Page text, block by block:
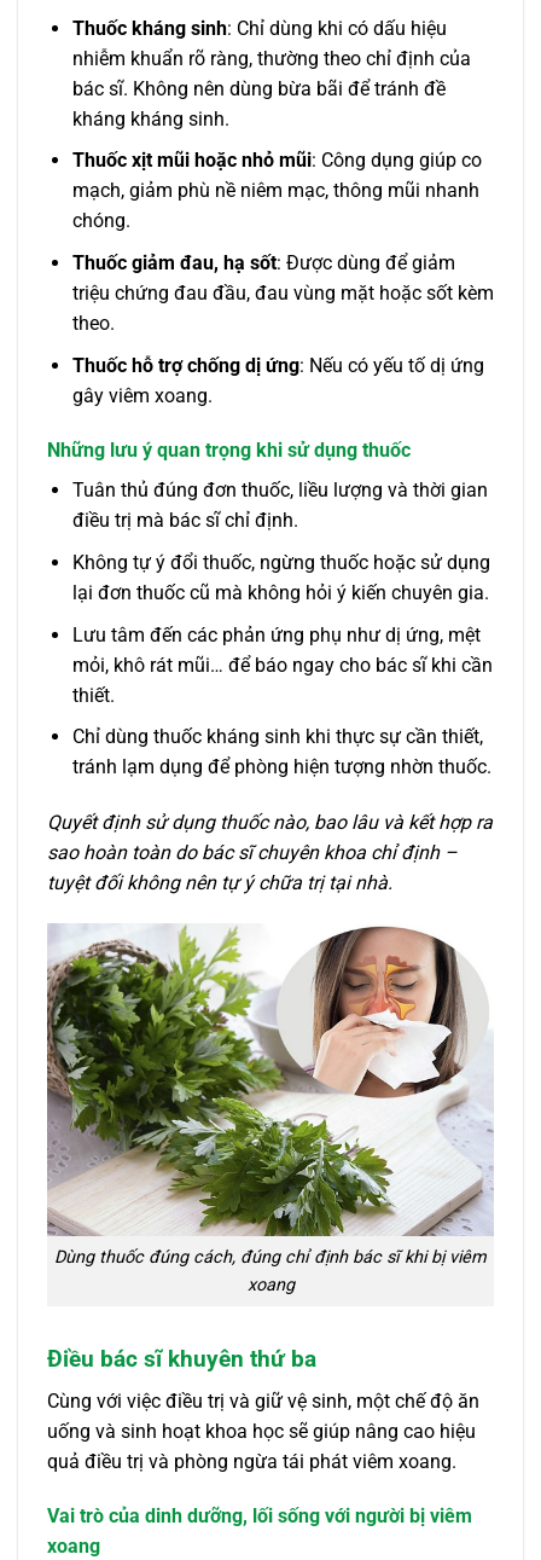
Thuốc kháng sinh: Chỉ dùng khi có dấu hiệu
nhiễm khuẩn rõ ràng, thường theo chỉ định của
bác sĩ. Không nên dùng bừa bãi để tránh đề
kháng kháng sinh.
Thuốc xịt mũi hoặc nhỏ mũi: Công dụng giúp co
mạch, giảm phù nề niêm mạc, thông mũi nhanh
chóng.
Thuốc giảm đau, hạ sốt: Được dùng để giảm
triệu chứng đau đầu, đau vùng mặt hoặc sốt kèm
theo.
Thuốc hỗ trợ chống dị ứng: Nếu có yếu tố dị ứng
gây viêm xoang.
Những lưu ý quan trọng khi sử dụng thuốc
Tuân thủ đúng đơn thuốc, liều lượng và thời gian
điều trị mà bác sĩ chỉ định.
Không tự ý đổi thuốc, ngừng thuốc hoặc sử dụng
lại đơn thuốc cũ mà không hỏi ý kiến chuyên gia.
Lưu tâm đến các phản ứng phụ như dị ứng, mệt
mỏi, khô rát mũi… để báo ngay cho bác sĩ khi cần
thiết.
Chỉ dùng thuốc kháng sinh khi thực sự cần thiết,
tránh lạm dụng để phòng hiện tượng nhờn thuốc.
Quyết định sử dụng thuốc nào, bao lâu và kết hợp ra
sao hoàn toàn do bác sĩ chuyên khoa chỉ định –
tuyệt đối không nên tự ý chữa trị tại nhà.
Dùng thuốc đúng cách, đúng chỉ định bác sĩ khi bị viêm
xoang
Điều bác sĩ khuyên thứ ba
Cùng với việc điều trị và giữ vệ sinh, một chế độ ăn
uống và sinh hoạt khoa học sẽ giúp nâng cao hiệu
quả điều trị và phòng ngừa tái phát viêm xoang.
Vai trò của dinh dưỡng, lối sống với người bị viêm
xoang